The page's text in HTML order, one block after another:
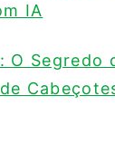
IA
O Segredo